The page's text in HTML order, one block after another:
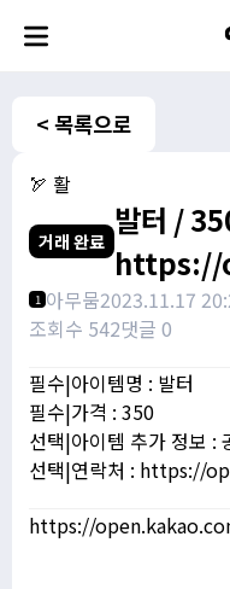
< 목록으로
🏹 활
거래 완료
발터 /
https://
1 아무뭄2023.11.17
조회수 542댓글 0
필수|아이템명 : 발터
필수|가격 : 350
선택|아이템 추가 정보 :
선택|연락처 : https://
https://